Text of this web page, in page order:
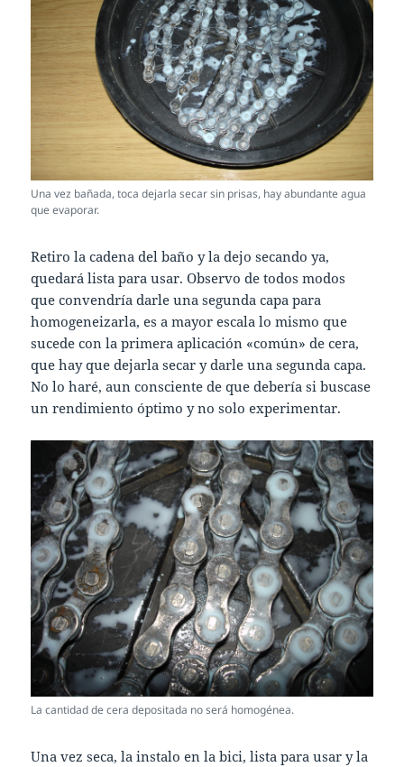
Una vez bañada, toca dejarla secar sin prisas, hay abundante agua
que evaporar.
Retiro la cadena del baño y la dejo secando ya,
quedará lista para usar. Observo de todos modos
que convendría darle una segunda capa para
homogeneizarla, es a mayor escala lo mismo que
sucede con la primera aplicación «común» de cera,
que hay que dejarla secar y darle una segunda capa.
No lo haré, aun consciente de que debería si buscase
un rendimiento óptimo y no solo experimentar.
La cantidad de cera depositada no será homogénea.
Una vez seca, la instalo en la bici, lista para usar y la